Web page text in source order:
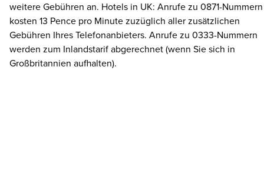
weitere Gebühren an. Hotels in UK: Anrufe zu 0871-Nummern
kosten 13 Pence pro Minute zuzüglich aller zusätzlichen
Gebühren Ihres Telefonanbieters. Anrufe zu 0333-Nummern
werden zum Inlandstarif abgerechnet (wenn Sie sich in
Großbritannien aufhalten).